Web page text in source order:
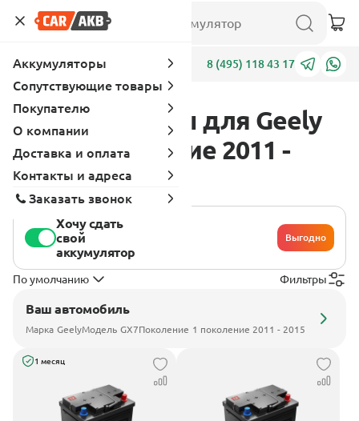
Адреса 8 (495) 118 43 17
Аккумуляторы для Geely
GX7 1 поколение 2011 -
2015
Хочу сдать
свой
аккумулятор
Выгодно
По умолчанию Фильтры
Ваш автомобиль
Марка GeelyМодель GX7Поколение 1 поколение 2011 - 2015
1 месяц
Аккумуляторы
Сопутствующие товары
Покупателю
О компании
Доставка и оплата
Контакты и адреса
Заказать звонок